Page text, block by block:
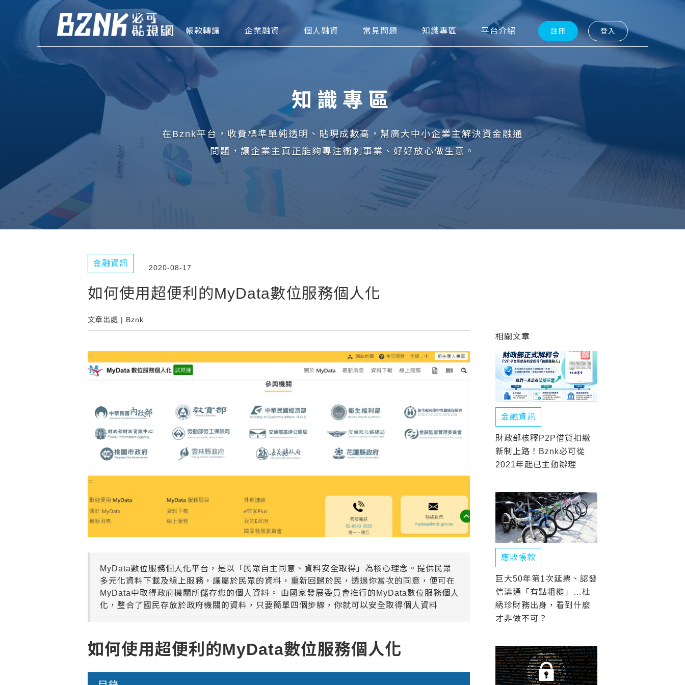
帳款轉讓 企業融資 個人融資 常見問題 知識專區 平台介紹 註冊 登入
知識專區
在Bznk平台，收費標準單純透明、貼現成數高，幫廣大中小企業主解決資金融通
問題，讓企業主真正能夠專注衝刺事業、好好放心做生意。
金融資訊 2020-08-17
如何使用超便利的MyData數位服務個人化
文章出處 | Bznk
MyData數位服務個人化平台，是以「民眾自主同意、資料安全取得」為核心理念。提供民眾
多元化資料下載及線上服務，讓屬於民眾的資料，重新回歸於民，透過你當次的同意，便可在
MyData中取得政府機關所儲存您的個人資料。 由國家發展委員會推行的MyData數位服務個人
化，整合了國民存放於政府機關的資料，只要簡單四個步驟，你就可以安全取得個人資料
如何使用超便利的MyData數位服務個人化
相關文章
金融資訊
財政部核釋P2P借貸扣繳
新制上路！Bznk必可從
2021年起已主動辦理
應收帳款
巨大50年第1次延票、認發
信溝通「有點粗糙」…杜
綉珍財務出身，看到什麼
才非做不可？